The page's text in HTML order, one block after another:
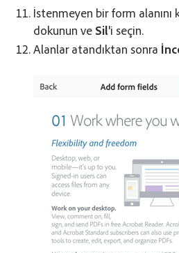
İstenmeyen bir form alanını
dokunun ve Sil'i seçin.
Alanlar atandıktan sonra